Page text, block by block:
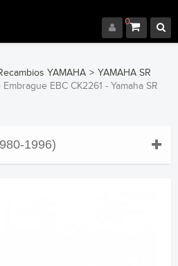
0
YAMAHA > YAMAHA SR
EBC CK2261 - Yamaha SR
1996)